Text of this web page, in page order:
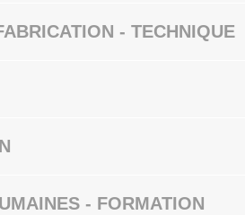
- TECHNIQUE
- FORMATION